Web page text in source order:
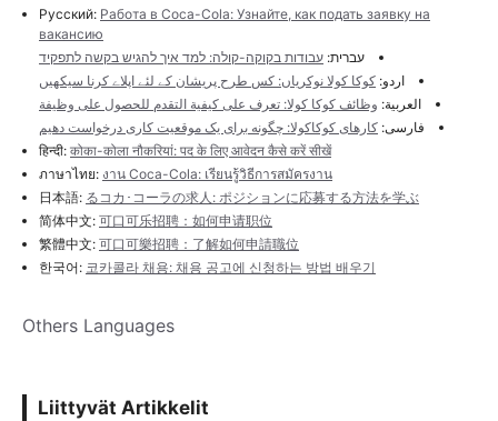
Русский: Работа в Coca-Cola: Узнайте, как подать заявку на
вакансию
עברית: עבודות בקוקה-קולה: למד איך להגיש בקשה לתפקיד
اردو: کوکا کولا نوکریاں: کس طرح پریشان کے لئے اپلاے کرنا سیکھیں
العربية: وظائف كوكا كولا: تعرف على كيفية التقدم للحصول على وظيفة
فارسی: کارهای کوکاکولا: چگونه برای یک موقعیت کاری درخواست دهیم
हिन्दी: कोका-कोला नौकरियां: पद के लिए आवेदन कैसे करें सीखें
ภาษาไทย: งาน Coca-Cola: เรียนรู้วิธีการสมัครงาน
日本語: るコカ･コーラの求人: ポジションに応募する方法を学ぶ
简体中文: 可口可乐招聘：如何申请职位
繁體中文: 可口可樂招聘：了解如何申請職位
한국어: 코카콜라 채용: 채용 공고에 신청하는 방법 배우기
Others Languages
Liittyvät Artikkelit